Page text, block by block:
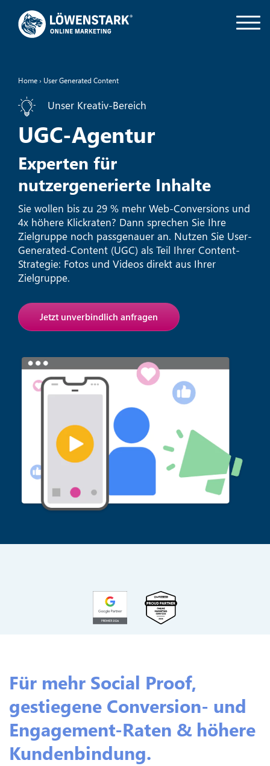
Home› User Generated Content
Unser Kreativ-Bereich
UGC-Agentur
Experten für
nutzergenerierte Inhalte
Sie wollen bis zu 29 % mehr Web-Conversions und
4x höhere Klickraten? Dann sprechen Sie Ihre
Zielgruppe noch passgenauer an. Nutzen Sie User-
Generated-Content (UGC) als Teil Ihrer Content-
Strategie: Fotos und Videos direkt aus Ihrer
Zielgruppe.
Jetzt unverbindlich anfragen
Für mehr Social Proof,
gestiegene Conversion- und
Engagement-Raten & höhere
Kundenbindung.